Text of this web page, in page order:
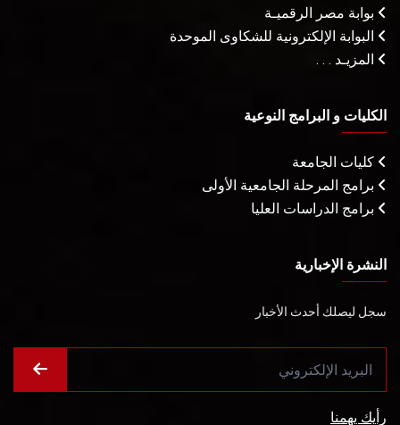
بوابة مصر الرقميـة
البوابة الإلكترونية للشكاوى الموحدة
المزيـد . . .
الكليات و البرامج النوعية
كليات الجامعة
برامج المرحلة الجامعية الأولى
برامج الدراسات العليا
النشرة الإخبارية
سجل ليصلك أحدث الأخبار
رأيك يهمنا